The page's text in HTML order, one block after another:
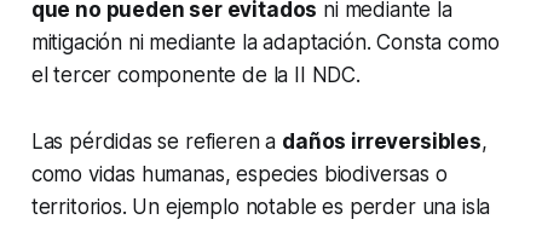
que no pueden ser evitados ni mediante la
mitigación ni mediante la adaptación. Consta como
el tercer componente de la II NDC.
Las pérdidas se refieren a daños irreversibles,
como vidas humanas, especies biodiversas o
territorios. Un ejemplo notable es perder una isla